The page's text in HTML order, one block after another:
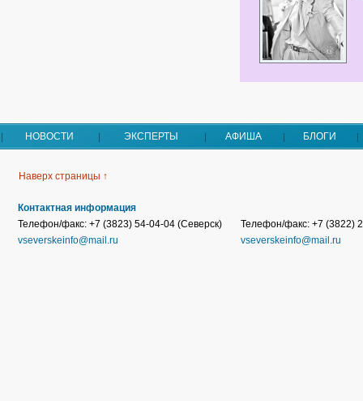
НОВОСТИ ЭКСПЕРТЫ АФИША БЛОГИ
Наверх страницы ↑
Контактная информация
Телефон/факс: +7 (3823) 54-04-04 (Северск)
vseverskeinfo@mail.ru
Телефон/факс: +7 (3822)
vseverskeinfo@mail.ru